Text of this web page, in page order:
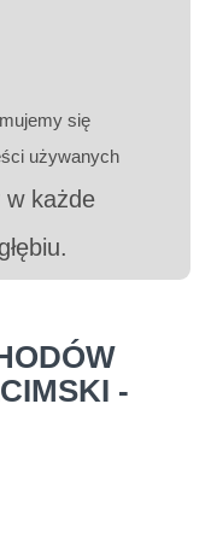
się
używanych
w każde
-